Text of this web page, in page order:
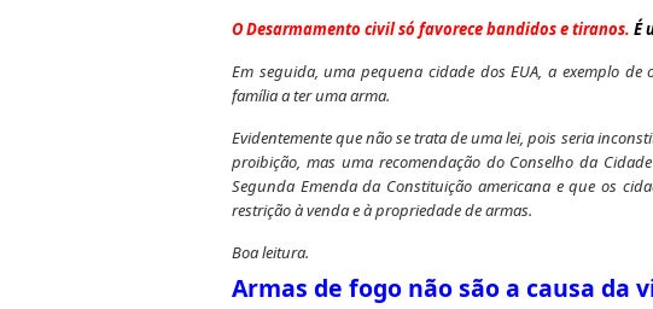
O Desarmamento civil só favorece bandidos e tiranos. É
Em seguida, uma pequena cidade dos EUA, a exemplo
família a ter uma arma.
Evidentemente que não se trata de uma lei, pois seria
proibição, mas uma recomendação do Conselho da
Segunda Emenda da Constituição americana e que os
restrição à venda e à propriedade de armas.
Boa leitura.
Armas de fogo não são a causa da